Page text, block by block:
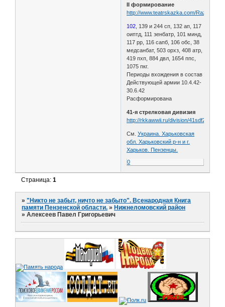
II формирование
http://www.teatrskazka.com/Raznoe/
102 , 139 и 244 сп, 132 ап, 117
оиптд, 111 зенбатр, 101 минд,
117 рр, 116 сапб, 106 обс, 38
медсанбат, 503 орхз, 408 атр,
419 пхп, 884 двл, 1654 ппс,
1075 пкг.
Периоды вхождения в состав
Действующей армии 10.4.42-
30.6.42
Расформирована
41-я стрелковая дивизия
http://rkkawwii.ru/division/41sdf2
См.Украина. Харьковская
обл. Харьковский р-н и г.
Харьков. Пензенцы.
0
Страница:1
»"Никто не забыт, ничто не забыто". Всенародная Книга
памяти Пензенской области. » Нижнеломовский район
»Алексеев Павел Григорьевич